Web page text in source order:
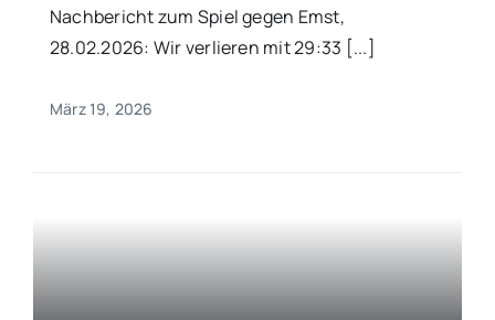
Nachbericht zum Spiel gegen Emst,
28.02.2026: Wir verlieren mit 29:33 [...]
März 19, 2026